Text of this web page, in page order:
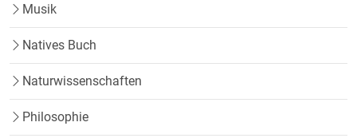
Musik
Natives Buch
Naturwissenschaften
Philosophie